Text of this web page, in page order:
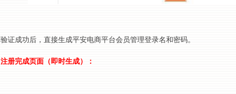
验证成功后，直接生成平安电商平台会员管理登录名和密码。
注册完成页面（即时生成）：